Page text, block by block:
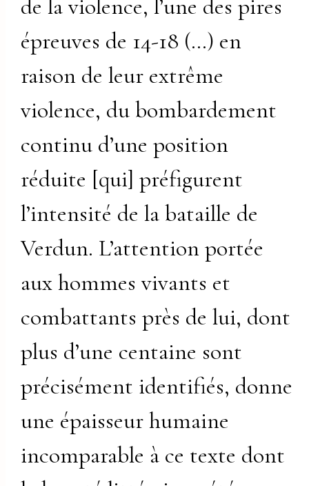
de la violence, l’une des pires
épreuves de 14-18 (…) en
raison de leur extrême
violence, du bombardement
continu d’une position
réduite [qui] préfigurent
l’intensité de la bataille de
Verdun. L’attention portée
aux hommes vivants et
combattants près de lui, dont
plus d’une centaine sont
précisément identifiés, donne
une épaisseur humaine
incomparable à ce texte dont